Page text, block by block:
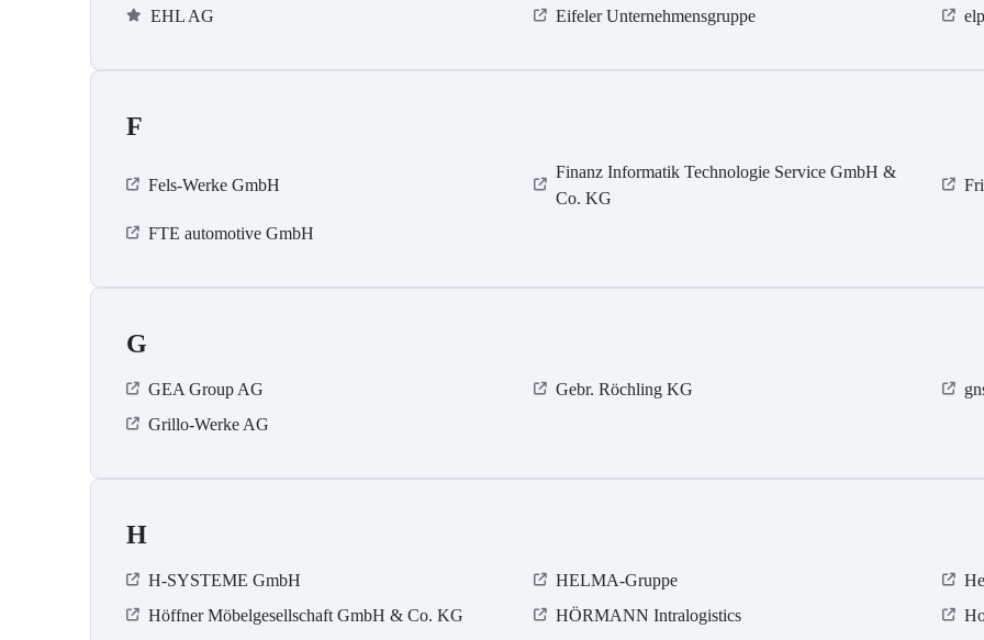
EHL AG
Eifeler Unternehmensgruppe
F
Fels-Werke GmbH
Finanz Informatik Technologie Service GmbH &
Co. KG
FTE automotive GmbH
G
GEA Group AG Gebr. Röchling KG
Grillo-Werke AG
H
H-SYSTEME GmbH HELMA-Gruppe
Höffner Möbelgesellschaft GmbH & Co. KG
HÖRMANN Intralogistics